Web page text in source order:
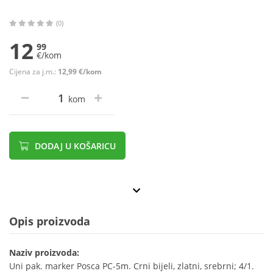
(0)
12 99
€/kom
Cijena za j.m.: 12,99 €/kom
kom
DODAJ U KOŠARICU
Opis proizvoda
Naziv proizvoda:
Uni pak. marker Posca PC-5m. Crni bijeli, zlatni, srebrni; 4/1.